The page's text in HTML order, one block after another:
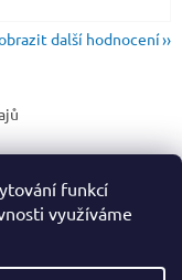
funkcí
využíváme
další hodnocení